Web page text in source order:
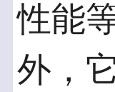
性能
外，